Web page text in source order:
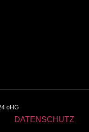
oHG
DATENSCHUTZ